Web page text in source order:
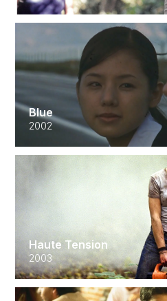
Blue
2002
Haute Tension
2003